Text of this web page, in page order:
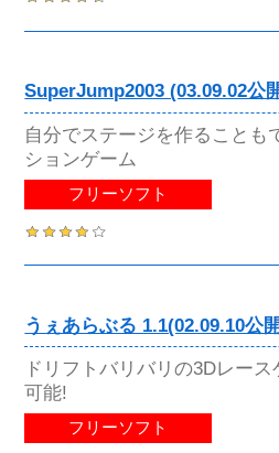
SuperJump2003 (03.09.02公
自分でステージを作ることも
ションゲーム
フリーソフト
うぇあらぶる 1.1(02.09.10公
ドリフトバリバリの3Dレー
可能!
フリーソフト